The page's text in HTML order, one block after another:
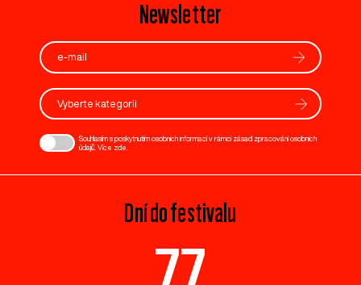
Newsletter
Vyberte kategorii
Souhlasím s poskytnutím osobních informací v rámci zásad zpracování osobních
údajů. Více zde
Dní do festivalu
77